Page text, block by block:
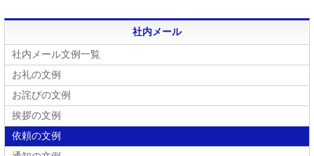
社内メール
社内メール文例一覧
お礼の文例
お詫びの文例
挨拶の文例
依頼の文例